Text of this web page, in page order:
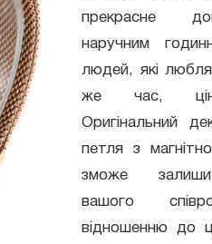
прекрасне
наручним
людей, які
же час,
Оригінальний
петля з
зможе
вашого
відношенню до